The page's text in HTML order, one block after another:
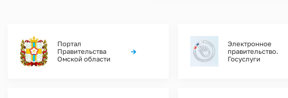
Портал
Правительства
Омской области
→
Электронное
правительство.
Госуслуги